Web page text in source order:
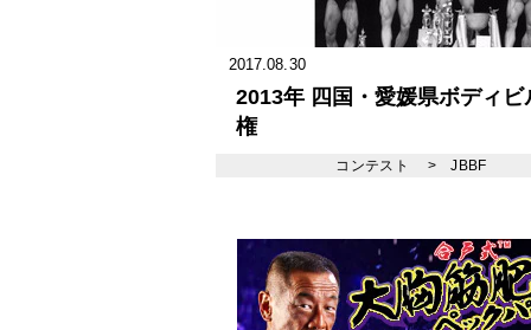
2017.08.30
2013年 四国・愛媛県ボディビ
権
コンテスト >JBBF